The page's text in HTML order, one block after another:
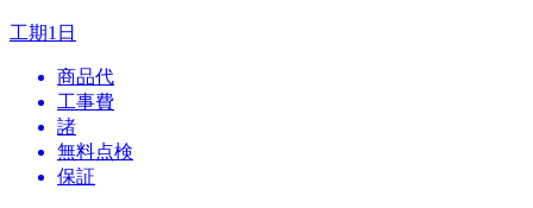
工期1日
商品代
工事費
諸
無料点検
保証